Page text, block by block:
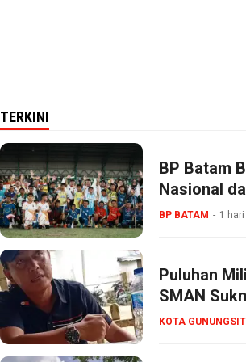
TERKINI
BP Batam
Nasional
BP BATAM 1
Puluhan
SMAN
KOTA